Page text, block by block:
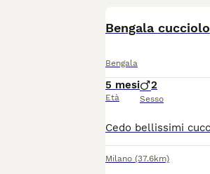
Bengala cucciolo
Bengala
5 mesi
Età
2
Sesso
Milano (37.6km)